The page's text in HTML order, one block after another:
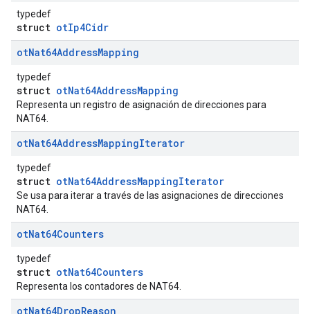
typedef
struct otIp4Cidr
otNat64AddressMapping
typedef
struct otNat64AddressMapping
Representa un registro de asignación de direcciones para
NAT64.
otNat64AddressMappingIterator
typedef
struct otNat64AddressMappingIterator
Se usa para iterar a través de las asignaciones de direcciones
NAT64.
otNat64Counters
typedef
struct otNat64Counters
Representa los contadores de NAT64.
otNat64DropReason